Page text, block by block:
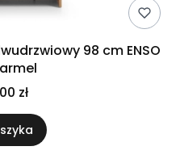
98 cm ENSO
zł